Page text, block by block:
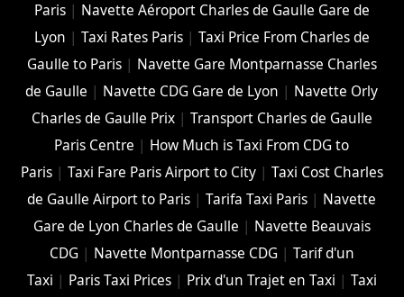
Paris| Navette Aéroport Charles de Gaulle Gare de
Lyon | Taxi Rates Paris| Taxi Price From Charles de
Gaulle to Paris| Navette Gare Montparnasse Charles
de Gaulle | Navette CDG Gare de Lyon | Navette Orly
Charles de Gaulle Prix| Transport Charles de Gaulle
Paris Centre | How Much is Taxi From CDG to
Paris| Taxi Fare Paris Airport to City| Taxi Cost Charles
de Gaulle Airport to Paris |Tarifa Taxi Paris | Navette
Gare de Lyon Charles de Gaulle | Navette Beauvais
CDG | Navette Montparnasse CDG | Tarif d'un
Taxi | Paris Taxi Prices| Prix d'un Trajet en Taxi | Taxi